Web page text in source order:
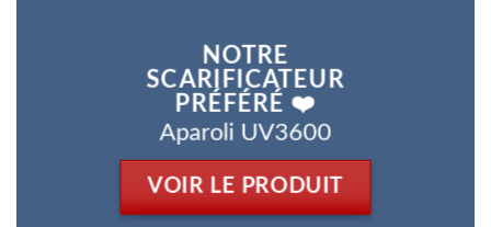
NOTRE
SCARIFICATEUR
PRÉFÉRÉ ❤️
Aparoli UV3600
VOIR LE PRODUIT